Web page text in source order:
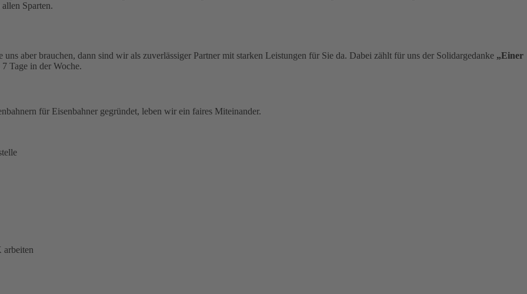
Sparten.
aber brauchen, dann sind wir als zuverlässiger Partner mit starken Leistungen für Sie da. Dabei zählt für uns der Solidargedanke „Einer
Tage in der Woche.
für Eisenbahner gegründet, leben wir ein faires Miteinander.
arbeiten